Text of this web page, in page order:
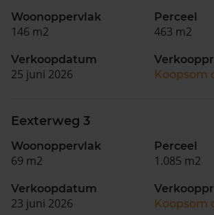
Woonoppervlak
146 m2
Perceel
463 m2
Verkoopdatum
25 juni 2026
Koopsom
Eexterweg 3
Woonoppervlak
69 m2
Perceel
1.085 m2
Verkoopdatum
23 juni 2026
Koopsom